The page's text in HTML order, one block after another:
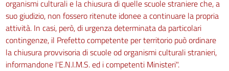
organismi culturali e la chiusura di quelle scuole straniere che, a
suo giudizio, non fossero ritenute idonee a continuare la propria
attività. In casi, però, di urgenza determinata da particolari
contingenze, il Prefetto competente per territorio può ordinare
la chiusura provvisoria di scuole od organismi culturali stranieri,
informandone l'E.N.I.M.S. ed i competenti Ministeri".